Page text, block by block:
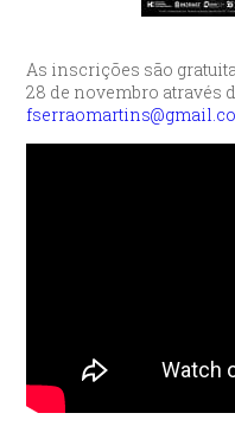
As inscrições são
28 de novembro através